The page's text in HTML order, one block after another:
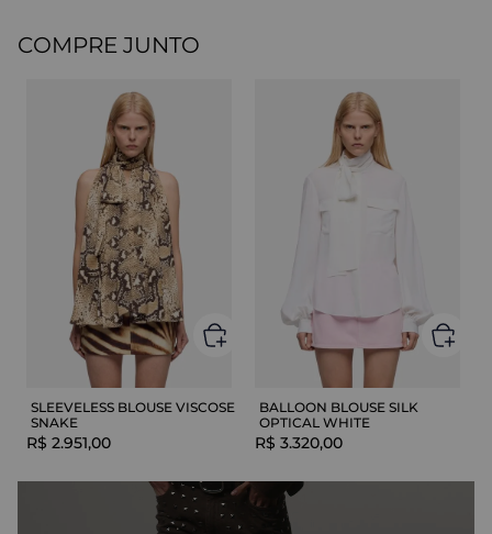
COMPRE JUNTO
SLEEVELESS BLOUSE VISCOSE
SNAKE
R$ 2.951,00
BALLOON BLOUSE SILK
OPTICAL WHITE
R$ 3.320,00